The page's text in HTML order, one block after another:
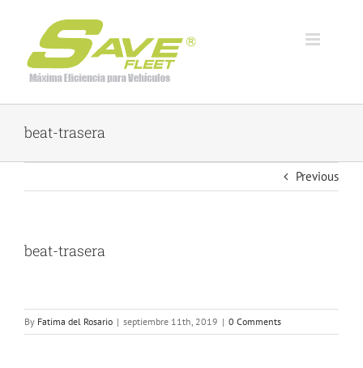
content
beat-trasera
Previous
beat-trasera
By Fatima del Rosario | septiembre 11th, 2019 | 0 Comments